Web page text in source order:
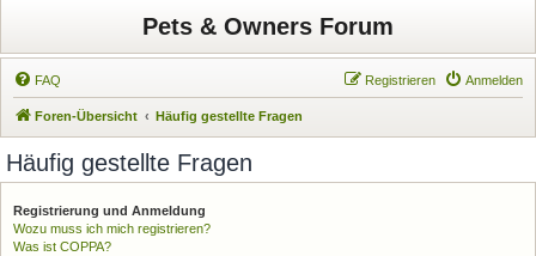
Pets & Owners Forum
FAQ Anmelden
Registrieren
Foren-Übersicht Häufig gestellte Fragen
Häufig gestellte Fragen
Registrierung und Anmeldung
Wozu muss ich mich registrieren?
Was ist COPPA?